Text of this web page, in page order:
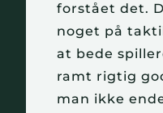
forstået det.
noget på
at bede
ramt rigtig
man ikke